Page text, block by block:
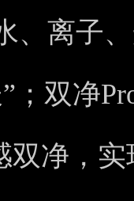
、离子
；双净
双净，